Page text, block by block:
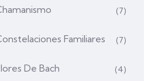
(7)
Familiares (7)
De Bach (4)